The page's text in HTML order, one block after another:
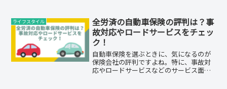
ライフスタイル
全労済の自動車保険の評判は？事
故対応やロードサービスをチェッ
ク！
自動車保険を選ぶときに、気になるのが
保険会社の評判ですよね。特に、事故対
応やロードサービスなどのサービス面